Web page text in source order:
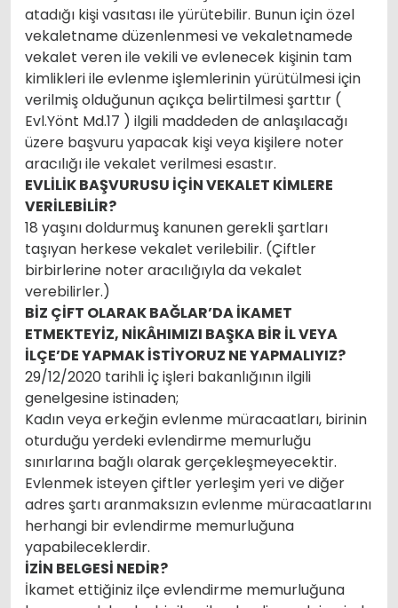
atadığı kişi vasıtası ile yürütebilir. Bunun için özel
vekaletname düzenlenmesi ve vekaletnamede
vekalet veren ile vekili ve evlenecek kişinin tam
kimlikleri ile evlenme işlemlerinin yürütülmesi için
verilmiş olduğunun açıkça belirtilmesi şarttır (
Evl.Yönt Md.17 ) ilgili maddeden de anlaşılacağı
üzere başvuru yapacak kişi veya kişilere noter
aracılığı ile vekalet verilmesi esastır.
EVLİLİK BAŞVURUSU İÇİN VEKALET KİMLERE
VERİLEBİLİR?
18 yaşını doldurmuş kanunen gerekli şartları
taşıyan herkese vekalet verilebilir. (Çiftler
birbirlerine noter aracılığıyla da vekalet
verebilirler.)
BİZ ÇİFT OLARAK BAĞLAR’DA İKAMET
ETMEKTEYİZ, NİKÂHIMIZI BAŞKA BİR İL VEYA
İLÇE’DE YAPMAK İSTİYORUZ NE YAPMALIYIZ?
29/12/2020 tarihli İç işleri bakanlığının ilgili
genelgesine istinaden;
Kadın veya erkeğin evlenme müracaatları, birinin
oturduğu yerdeki evlendirme memurluğu
sınırlarına bağlı olarak gerçekleşmeyecektir.
Evlenmek isteyen çiftler yerleşim yeri ve diğer
adres şartı aranmaksızın evlenme müracaatlarını
herhangi bir evlendirme memurluğuna
yapabileceklerdir.
İZİN BELGESİ NEDİR?
İkamet ettiğiniz ilçe evlendirme memurluğuna